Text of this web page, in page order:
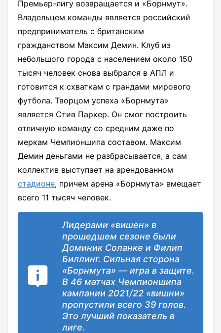
Премьер-лигу возвращается и «Борнмут».
Владельцем команды является российский
предприниматель с британским
гражданством Максим Демин. Клуб из
небольшого города с населением около 150
тысяч человек снова выбрался в АПЛ и
готовится к схваткам с грандами мирового
футбола. Творцом успеха «Борнмута»
является Стив Паркер. Он смог построить
отличную команду со средним даже по
меркам Чемпионшипа составом. Максим
Демин деньгами не разбрасывается, а сам
коллектив выступает на арендованном
стадионе, причем арена «Борнмута» вмещает
всего 11 тысяч человек.
Лидерами «вишен» в
прошедшем сезоне были
Доминик Соланке и Филип
Биллинг. Сильная сторона
«Борнмута» — игра в защите.
В 46 матчах Чемпионшипа
кампании 2021/22 «вишни»
пропустили всего 39 голов.
Это лучший показатель в
лиге.